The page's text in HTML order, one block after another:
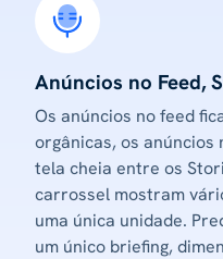
Anúncios no Feed,
Os anúncios no feed
orgânicas, os anúncios
tela cheia entre os
carrossel mostram
uma única unidade.
um único briefing,